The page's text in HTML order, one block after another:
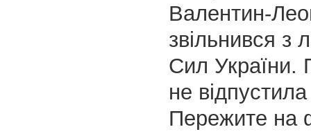
Валентин-
звільнився з
Сил України.
не
Пережите на